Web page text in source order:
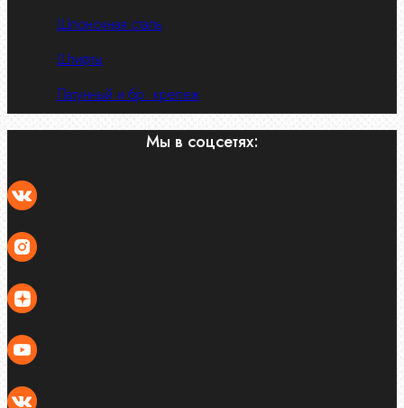
Шпоночная сталь
Штифты
Латунный и бр. крепеж
Мы в соцсетях: